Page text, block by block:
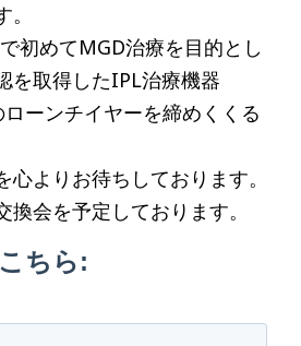
初めてMGD治療を目的とし
を取得したIPL治療機器
ーンチイヤーを締めくくる
よりお待ちしております。
会を予定しております。